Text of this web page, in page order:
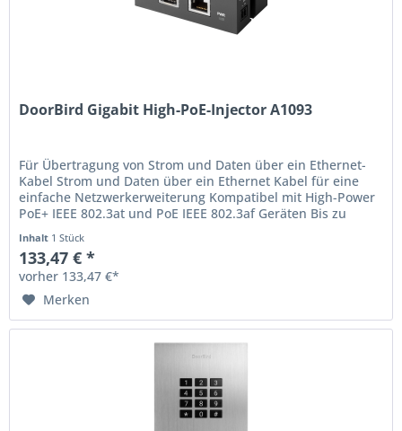
DoorBird Gigabit High-PoE-Injector A1093
Für Übertragung von Strom und Daten über ein Ethernet-
Kabel Strom und Daten über ein Ethernet Kabel für eine
einfache Netzwerkerweiterung Kompatibel mit High-Power
PoE+ IEEE 802.3at und PoE IEEE 802.3af Geräten Bis zu
Inhalt 1 Stück
133,47 € *
vorher 133,47 €*
Merken